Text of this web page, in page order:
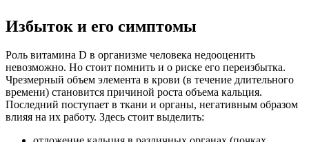
Избыток и его симптомы
Роль витамина D в организме человека недооценить
невозможно. Но стоит помнить и о риске его переизбытка.
Чрезмерный объем элемента в крови (в течение длительного
времени) становится причиной роста объема кальция.
Последний поступает в ткани и органы, негативным образом
влияя на их работу. Здесь стоит выделить: